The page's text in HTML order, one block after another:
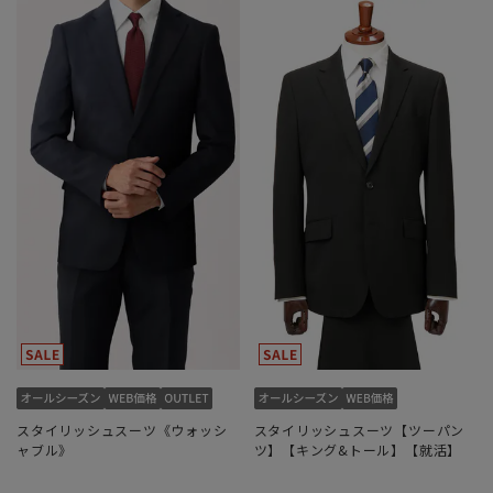
スタイリッシュスーツ《ウォッシ
ャブル》
スタイリッシュスーツ【ツーパン
ツ】【キング&トール】【就活】